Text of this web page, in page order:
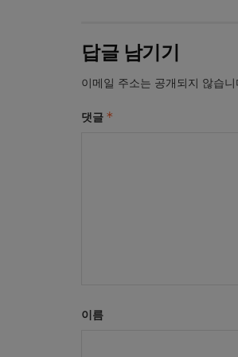
답글 남기기
이메일 주소는 공개되지 않습니
댓글 *
이름